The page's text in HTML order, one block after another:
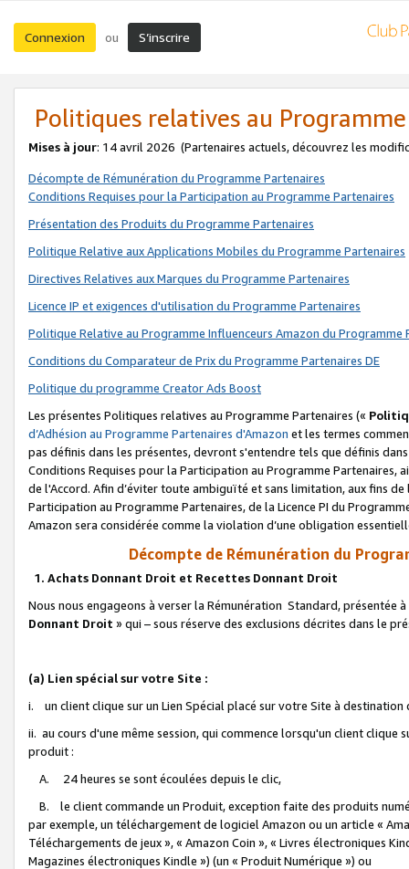
Connexion ou S’inscrire
Politiques relatives au
Mises à jour: 14 avril 2026 (Partenaires actuels, découvrez les
Décompte de Rémunération du Programme Partenaires
Conditions Requises pour la Participation au Programme Partenaires
Présentation des Produits du Programme Partenaires
Politique Relative aux Applications Mobiles du Programme Partenaires
Directives Relatives aux Marques du Programme Partenaires
Licence IP et exigences d'utilisation du Programme Partenaires
Politique Relative au Programme Influenceurs Amazon du Programme
Conditions du Comparateur de Prix du Programme Partenaires DE
Politique du programme Creator Ads Boost
Les présentes Politiques relatives au Programme Partenaires («
d’Adhésion au Programme Partenaires d'Amazon et les termes
pas définis dans les présentes, devront s'entendre tels que définis
Conditions Requises pour la Participation au Programme Partenaires,
de l'Accord. Afin d’éviter toute ambiguïté et sans limitation, aux fins
Participation au Programme Partenaires, de la Licence PI du
Amazon sera considérée comme la violation d’une obligation
Décompte de Rémunération du
1. Achats Donnant Droit et Recettes Donnant Droit
Nous nous engageons à verser la Rémunération Standard, présentée
Donnant Droit » qui – sous réserve des exclusions décrites dans le
(a) Lien spécial sur votre Site :
i. un client clique sur un Lien Spécial placé sur votre Site à destination
ii. au cours d'une même session, qui commence lorsqu'un client
produit :
A. 24 heures se sont écoulées depuis le clic,
B. le client commande un Produit, exception faite des produits
par exemple, un téléchargement de logiciel Amazon ou un article «
Téléchargements de jeux », « Amazon Coin », « Livres électroniques
Magazines électroniques Kindle ») (un « Produit Numérique ») ou